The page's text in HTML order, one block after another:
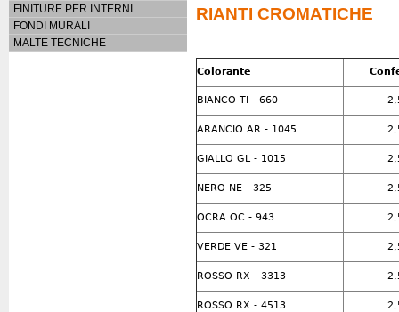
RIANTI CROMATICHE
Colorante
BIANCO TI - 660
ARANCIO AR - 1045
GIALLO GL - 1015
NERO NE - 325
OCRA OC - 943
VERDE VE - 321
ROSSO RX - 3313
ROSSO RX - 4513
FINITURE PER INTERNI
FONDI MURALI
MALTE TECNICHE